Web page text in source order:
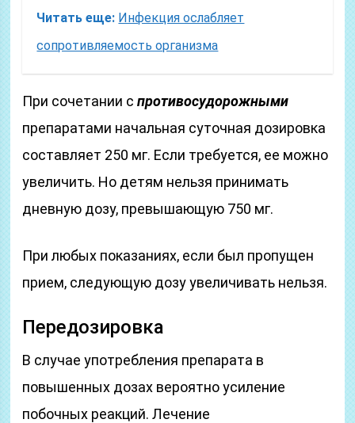
Читать еще: Инфекция ослабляет
сопротивляемость организма
При сочетании спротивосудорожными
препаратами начальная суточная дозировка
составляет 250 мг. Если требуется, ее можно
увеличить. Но детям нельзя принимать
дневную дозу, превышающую 750 мг.
При любых показаниях, если был пропущен
прием, следующую дозу увеличивать нельзя.
Передозировка
В случае употребления препарата в
повышенных дозах вероятно усиление
побочных реакций. Лечение